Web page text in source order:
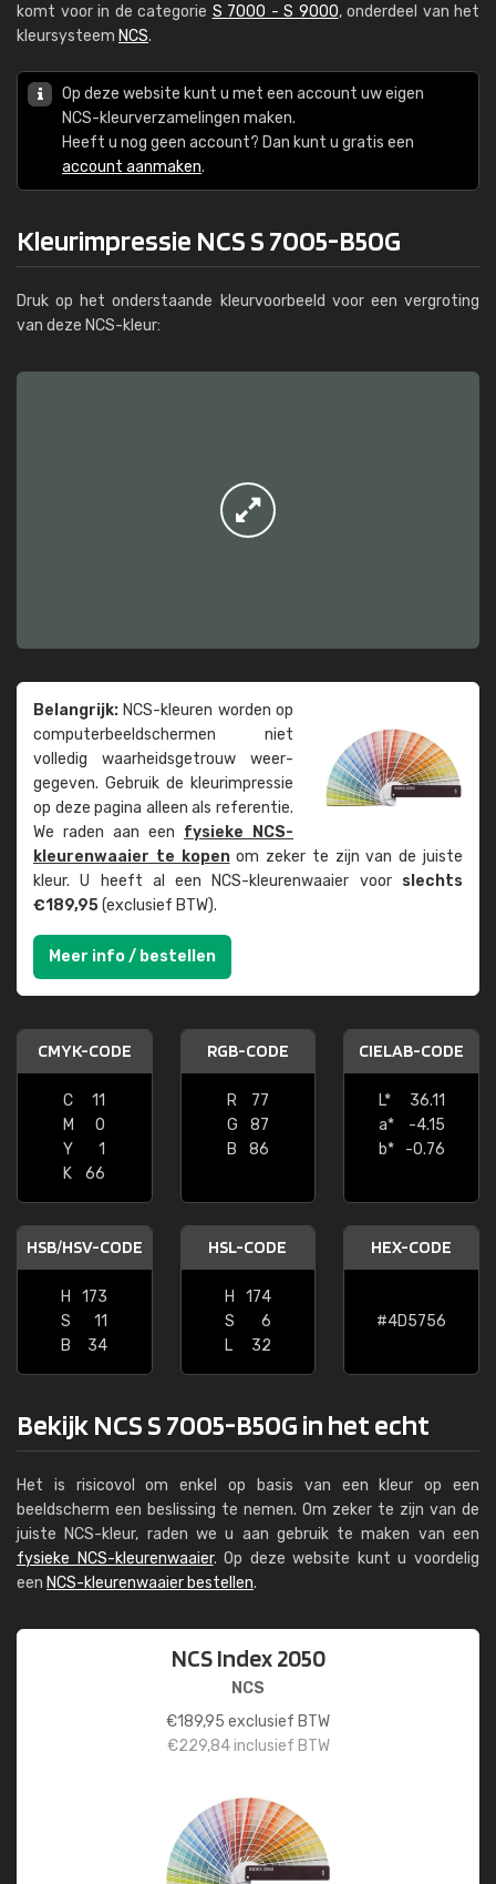
komt voor in de categorie S 7000 - S 9000, onderdeel van het
kleursysteem NCS.
Op deze website kunt u met een account uw eigen
NCS-kleurverzamelingen maken.
Heeft u nog geen account? Dan kunt u gratis een
account aanmaken.
Kleurimpressie NCS S 7005-B50G
Druk op het onderstaande kleurvoorbeeld voor een vergroting
van deze NCS-kleur:
Belangrijk: NCS-kleuren worden op
computer­beeld­schermen niet
volledig waarheids­­getrouw weer­
gegeven. Gebruik de kleur­impressie
op deze pagina alleen als referentie.
We raden aan een fysieke NCS-
kleuren­waaier te kopenom zeker te zijn van de juiste
kleur. U heeft al een NCS-kleuren­waaier voor slechts
€189,95(exclusief BTW).
Meer info / bestellen
CMYK-CODE
C
11
M
0
Y
1
K
66
RGB-CODE
R
77
G
87
B
86
CIELAB-CODE
L*
36.11
a*
-4.15
b*
-0.76
HSB/HSV-CODE
H
173
S
11
B
34
HSL-CODE
H
174
S
6
L
32
HEX-CODE
#4D5756
Bekijk NCS S 7005-B50G in het echt
Het is risicovol om enkel op basis van een kleur op een
beeldscherm een beslissing te nemen. Om zeker te zijn van de
juiste NCS-kleur, raden we u aan gebruik te maken van een
fysieke NCS-kleurenwaaier. Op deze website kunt u voordelig
een NCS-kleurenwaaier bestellen.
NCS Index 2050
NCS
€189,95 exclusief BTW
€229,84inclusief BTW